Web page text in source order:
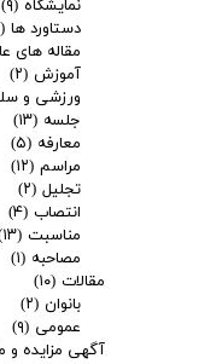
نمایشگاه (۹)
دستاورد ها (۱۲)
مقاله های
آموزش (۲)
ورزشی و
جلسه (۱۳)
معارفه (۵)
مراسم (۱۲)
تجلیل (۲)
انتصاب (۴)
مناسبت (۱۳)
مصاحبه (۱)
مقالات (۱۰)
بانوان (۲)
عمومی (۹)
آگهی مزایده و